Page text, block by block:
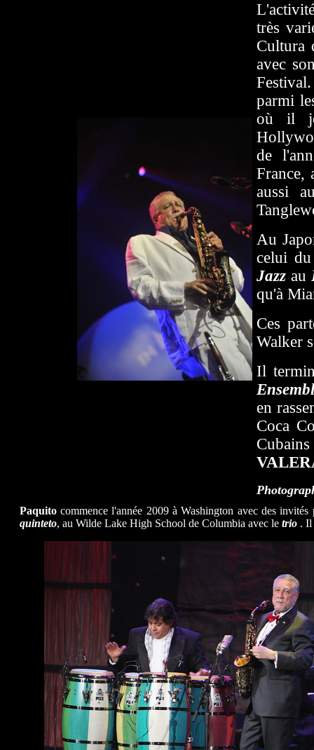
très
avec
parmi
où il
de
France,
aussi
Au
celui
Jazzau
qu'à
Ces
Walker
Il
en
Coca
Paquitocommence l'année 2009 à Washington avec des
quinteto, au Wilde Lake High School de Columbia avec le trio. Il